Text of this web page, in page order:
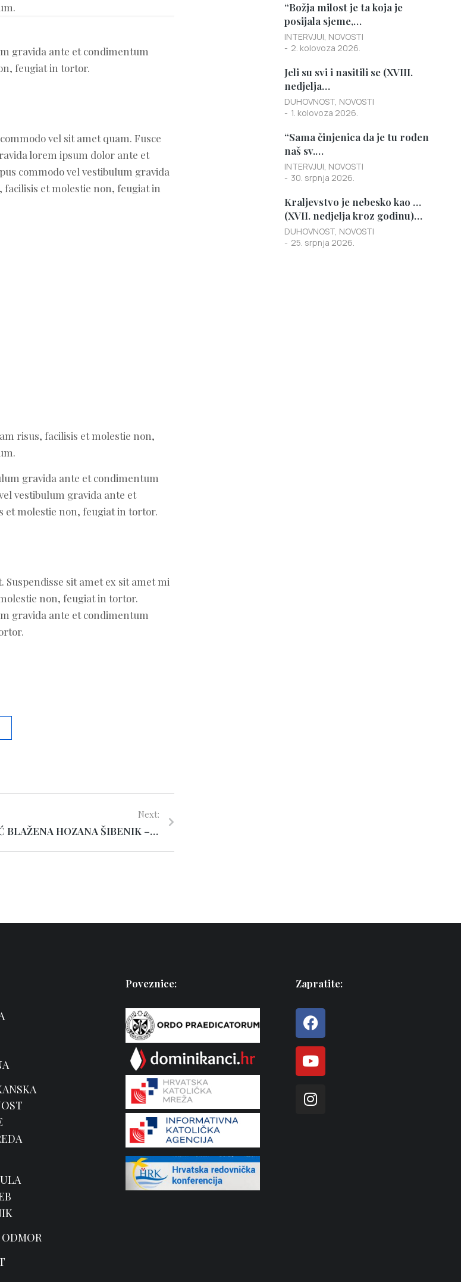
gravida ante et condimentum
feugiat in tortor.
vel sit amet quam. Fusce
lorem ipsum dolor ante et
commodo vel vestibulum gravida
et molestie non, feugiat in
risus, facilisis et molestie non,
gravida ante et condimentum
vestibulum gravida ante et
et molestie non, feugiat in tortor.
sit amet ex sit amet mi
non, feugiat in tortor.
gravida ante et condimentum
Next:
DJEČJI VRTIĆ BLAŽENA HOZANA ŠIBENIK – O VRTIĆU
“Božja milost je ta koja je
posijala sjeme,…
INTERVJUI, NOVOSTI
2. kolovoza 2026.
Jeli su svi i nasitili se (XVIII.
nedjelja…
DUHOVNOST, NOVOSTI
1. kolovoza 2026.
“Sama činjenica da je tu rođen
naš sv.…
INTERVJUI, NOVOSTI
30. srpnja 2026.
Kraljevstvo je nebesko kao …
(XVII. nedjelja kroz godinu)…
DUHOVNOST, NOVOSTI
25. srpnja 2026.
Poveznice: Zapratite: